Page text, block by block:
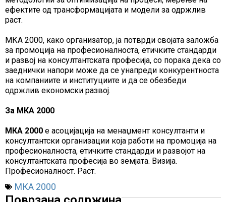
ефектите од трансформацијата и модели за одржлив
раст.
МКА 2000, како организатор, ја потврди својата заложба
за промоција на професионалноста, етичките стандарди
и развој на консултантската професија, со порака дека со
заеднички напори може да се унапреди конкурентноста
на компаниите и институциите и да се обезбеди
одржлив економски развој.
За МКА 2000
МКА 2000 е асоцијација на менаџмент консултанти и
консултантски организации која работи на промоција на
професионалноста, етичките стандарди и развојот на
консултантската професија во земјата. Визија.
Професионалност. Раст.
МКА 2000